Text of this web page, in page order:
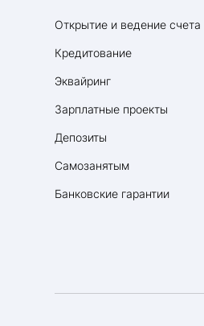
Открытие и ведение счета
Кредитование
Эквайринг
Зарплатные проекты
Депозиты
Самозанятым
Банковские гарантии